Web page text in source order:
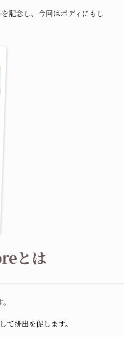
記念し、今回はボディにもし
とは
て排出を促します。